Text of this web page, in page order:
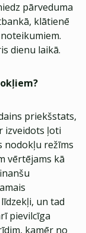
pārveduma
klātienē
dienu laikā.
priekšstats,
izveidots ļoti
nodokļu režīms
vērtējams kā
un tad
pievilcīga
kamēr no